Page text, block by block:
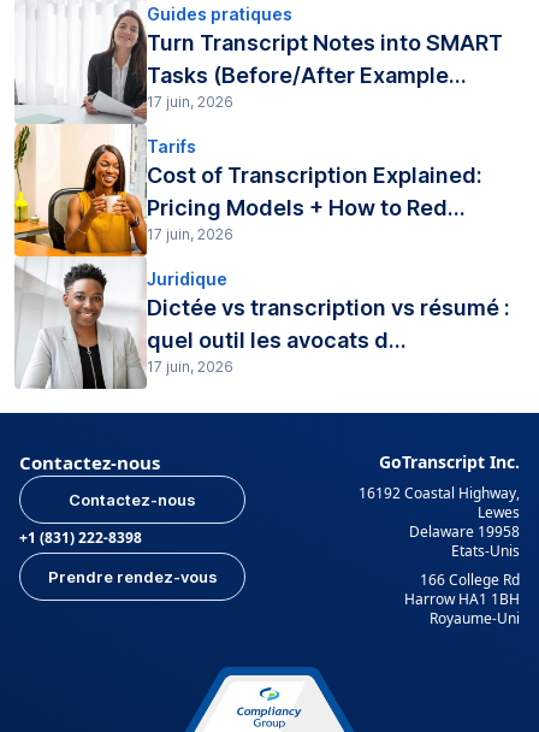
Guides pratiques
Turn Transcript Notes into SMART
Tasks (Before/After Example...
17 juin, 2026
Tarifs
Cost of Transcription Explained:
Pricing Models + How to Red...
17 juin, 2026
Juridique
Dictée vs transcription vs résumé :
quel outil les avocats d...
17 juin, 2026
Contactez-nous
Contactez-nous
+1 (831) 222-8398
Prendre rendez-vous
GoTranscript Inc.
16192 Coastal Highway,
Lewes
Delaware 19958
Etats-Unis
166 College Rd
Harrow HA1 1BH
Royaume-Uni